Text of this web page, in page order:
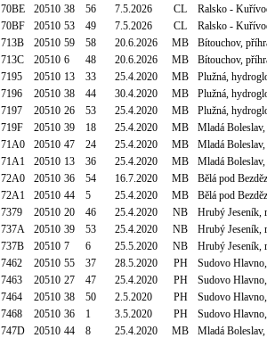
70BE 20510 38 56 7.5.2026 CL
Ralsko -
70BF 20510 53 49 7.5.2026 CL
Ralsko -
713B 20510 59 58 20.6.2026 MB
Bítouchov,
713C 20510 6 48 20.6.2026 MB
Bítouchov,
7195 20510 13 33 25.4.2020 MB
Plužná,
7196 20510 38 44 30.4.2020 MB
Plužná,
7197 20510 26 53 25.4.2020 MB
Plužná,
719F 20510 39 18 25.4.2020 MB
Mladá
71A0 20510 47 24 25.4.2020 MB
Mladá
71A1 20510 13 36 25.4.2020 MB
Mladá
72A0 20510 36 54 16.7.2020 MB
Bělá pod
72A1 20510 44 5 25.4.2020 MB
Bělá pod
7379 20510 20 46 25.4.2020 NB
Hrubý Jeseník,
737A 20510 39 53 25.4.2020 NB
Hrubý Jeseník,
737B 20510 7 6 25.5.2020 NB
Hrubý Jeseník,
7462 20510 55 37 28.5.2020 PH
Sudovo
7463 20510 27 47 25.4.2020 PH
Sudovo
7464 20510 38 50 2.5.2020 PH
Sudovo
7468 20510 36 1 3.5.2020 PH
Sudovo
747D 20510 44 8 25.4.2020 MB
Mladá